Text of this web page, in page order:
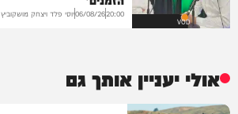
VOD
20:00
06/08/26יוסי פלד ויצחק מושקוביץ
אולי יעניין אותך גם